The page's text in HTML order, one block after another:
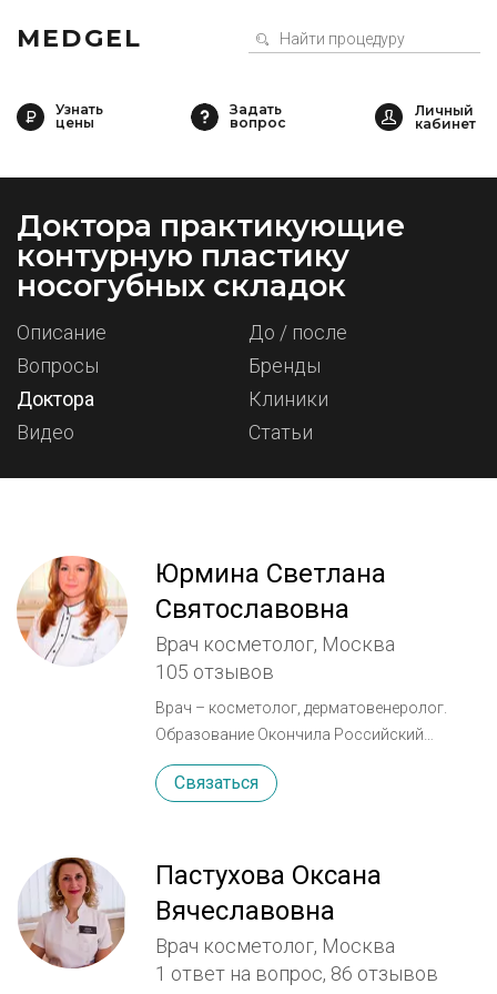
MEDGEL
Узнать
цены
Задать
вопрос
Доктора практикующие
контурную пластику
носогубных складок
Описание
До / после
Вопросы
Бренды
Доктора
Клиники
Видео
Статьи
Юрмина Светлана
Святославовна
Врач косметолог, Москва
105 отзывов
Врач – косметолог, дерматовенеролог.
Образование Окончила Российский
Государственный Медицинский
Университет им. Н.И. Пирогова по
курс повышения классификации по
специальности «Врач-Косметолог». Опыт
работы в эстетической косметологии с
2007 года. Владеет методиками: -
Профессиональные уходы по лицу -
Связаться
Пастухова Оксана
Вячеславовна
Врач косметолог, Москва
1 ответ на вопрос, 86 отзывов